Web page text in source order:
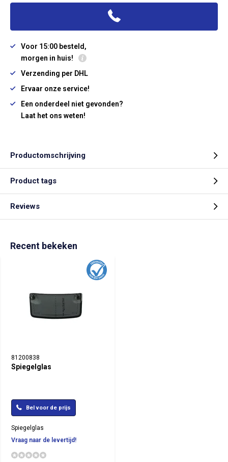
Voor 15:00 besteld,
morgen in huis!
Verzending per DHL
Ervaar onze service!
Een onderdeel niet gevonden?
Laat het ons weten!
Productomschrijving
Product tags
Reviews
Recent bekeken
81200838
Spiegelglas
Bel voor de prijs
Spiegelglas
Vraag naar de levertijd!